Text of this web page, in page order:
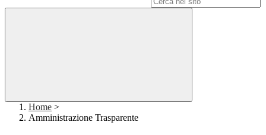
Home >
Amministrazione Trasparente